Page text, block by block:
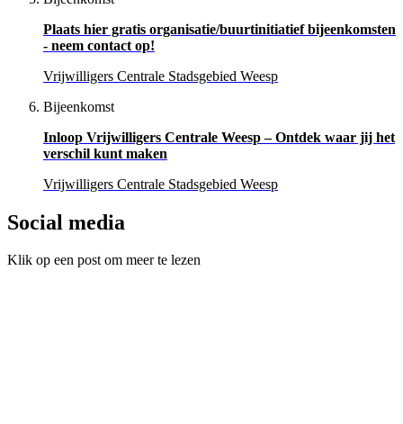
Plaats hier gratis organisatie/buurtinitiatief bijeenkomsten
- neem contact op!
Vrijwilligers Centrale Stadsgebied Weesp
Bijeenkomst
Inloop Vrijwilligers Centrale Weesp – Ontdek waar jij het
verschil kunt maken
Vrijwilligers Centrale Stadsgebied Weesp
Social media
Klik op een post om meer te lezen